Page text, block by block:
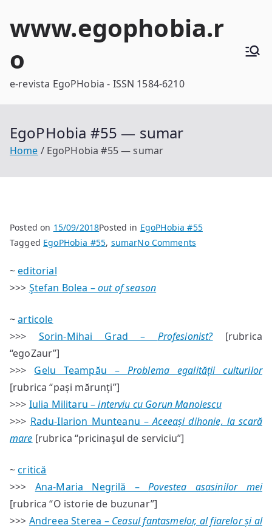
www.egophobia.r
o
e-revista EgoPHobia - ISSN 1584-6210
EgoPHobia #55 — sumar
Home EgoPHobia #55 — sumar
Posted on 15/09/2018Posted in EgoPHobia #55
Tagged EgoPHobia #55, sumarNo Comments
~editorial
>>> Ştefan Bolea –out of season
~articole
>>> Sorin-Mihai Grad – Profesionist?[rubrica
“egoZaur”]
>>> Gelu Teampău – Problema egalităţii culturilor
[rubrica “pași mărunți”]
>>> Iulia Militaru –interviu cu Gorun Manolescu
>>> Radu-Ilarion Munteanu –Aceeași dihonie, la scară
mare [rubrica “pricinaşul de serviciu”]
~critică
>>> Ana-Maria Negrilă –Povestea asasinilor mei
[rubrica “O istorie de buzunar”]
>>> Andreea Sterea – Ceasul fantasmelor, al fiarelor și al